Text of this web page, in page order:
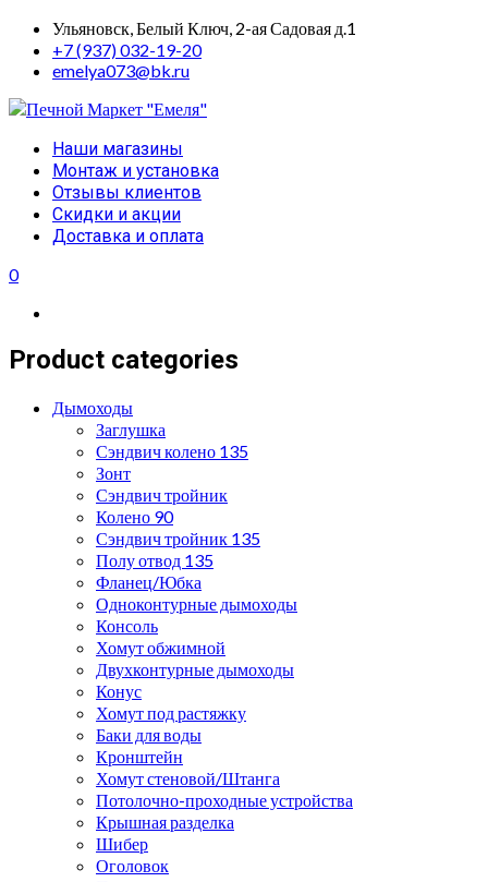
Skip
content
Ульяновск, Белый Ключ, 2-ая Садовая д.1
+7 (937) 032-19-20
emelya073@bk.ru
Primary
Menu
Наши магазины
Монтаж и установка
Отзывы клиентов
Скидки и акции
Доставка и оплата
0
Product categories
Дымоходы
Заглушка
Сэндвич колено 135
Зонт
Сэндвич тройник
Колено 90
Сэндвич тройник 135
Полу отвод 135
Фланец/Юбка
Одноконтурные дымоходы
Консоль
Хомут обжимной
Двухконтурные дымоходы
Конус
Хомут под растяжку
Баки для воды
Кронштейн
Хомут стеновой/Штанга
Потолочно-проходные устройства
Крышная разделка
Шибер
Оголовок